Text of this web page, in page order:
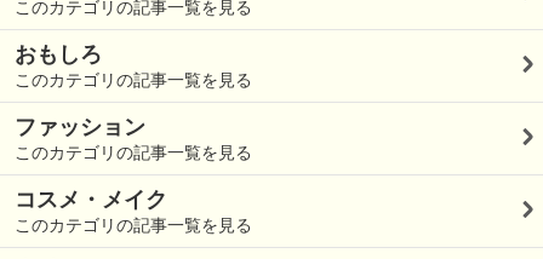
このカテゴリの記事一覧を見る
おもしろ
このカテゴリの記事一覧を見る
ファッション
このカテゴリの記事一覧を見る
コスメ・メイク
このカテゴリの記事一覧を見る